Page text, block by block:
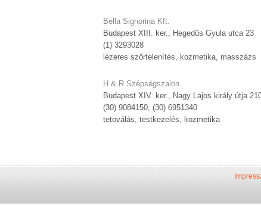
Bella Signorina Kft.
Budapest XIII. ker., Hegedűs Gyula utca 23
(1) 3293028
lézeres szőrtelenítés, kozmetika, masszázs
H & R Szépségszalon
Budapest XIV. ker., Nagy Lajos király útja
(30) 9084150, (30) 6951340
tetoválás, testkezelés, kozmetika